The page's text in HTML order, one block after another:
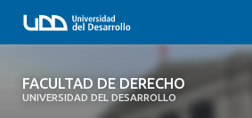
FACULTAD DE DERECHO
UNIVERSIDAD DEL DESARROLLO
FACULTAD DE DERECHO